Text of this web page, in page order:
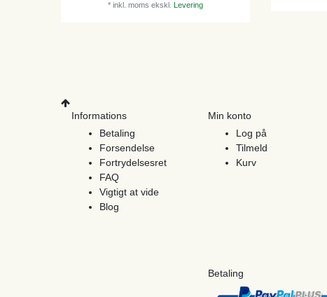
* inkl. moms ekskl. Levering
Informations
Betaling
Forsendelse
Fortrydelsesret
FAQ
Vigtigt at vide
Blog
Min konto
Log på
Tilmeld
Kurv
Betaling